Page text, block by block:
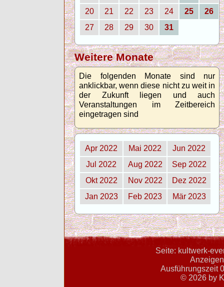
20
21 22 23 24 25
26
27
28 29 30 31
Weitere Monate
Die folgenden Monate sind nur
anklickbar, wenn diese nicht zu weit in
der Zukunft liegen und auch
Veranstaltungen im Zeitbereich
eingetragen sind
Apr 2022 Mai 2022
Jun 2022
Jul 2022
Aug 2022
Sep 2022
Okt 2022
Nov 2022
Dez 2022
Jan 2023
Feb 2023 Mär 2023
Seite: kultwerk-
Ausführungszeit
© 2026 by